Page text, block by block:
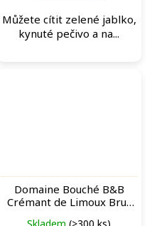
Můžete cítit zelené jablko,
kynuté pečivo a na...
Domaine Bouché B&B
Crémant de Limoux Brut
Skladem (>300 ks)